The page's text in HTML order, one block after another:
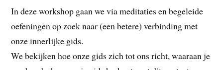
In deze workshop gaan we via meditaties en begeleide
oefeningen op zoek naar (een betere) verbinding met
onze innerlijke gids.
We bekijken hoe onze gids zich tot ons richt, waaraan je